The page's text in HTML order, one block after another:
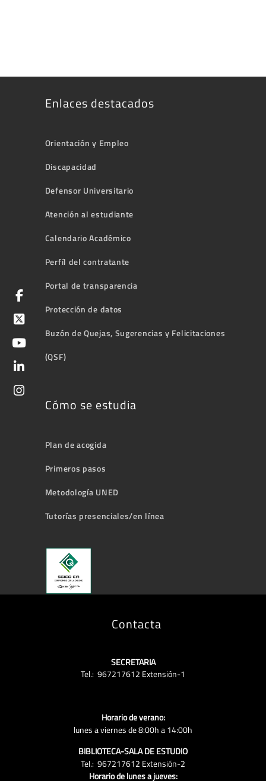
Enlaces destacados
Orientación y Empleo
Discapacidad
Defensor Universitario
Atención al estudiante
Calendario Académico
Perfíl del contratante
Portal de transparencia
Protección de datos
Buzón de Quejas, Sugerencias y Felicitaciones
(QSF)
Cómo se estudia
Plan de acogida
Primeros pasos
Metodología UNED
Tutorías presenciales/en línea
Contacta
SECRETARIA
Tel.: 967217612 Extensión-1
Horario de verano:
lunes a viernes de 8:00h a 14:00h
BIBLIOTECA-SALA DE ESTUDIO
Tel.: 967217612 Extensión-2
Horario de lunes a jueves: